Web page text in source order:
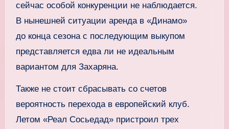
сейчас особой конкуренции не наблюдается.
В нынешней ситуации аренда в «Динамо»
до конца сезона с последующим выкупом
представляется едва ли не идеальным
вариантом для Захаряна.
Также не стоит сбрасывать со счетов
вероятность перехода в европейский клуб.
Летом «Реал Сосьедад» пристроил трех